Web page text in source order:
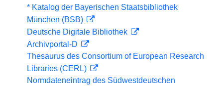
* Katalog der Bayerischen Staatsbibliothek
München (BSB)
Deutsche Digitale Bibliothek
Archivportal-D
Thesaurus des Consortium of European Research
Libraries (CERL)
Normdateneintrag des Südwestdeutschen